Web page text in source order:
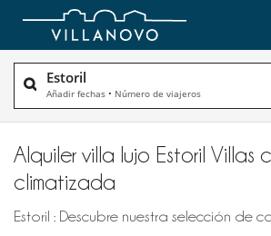
Estoril
Añadir fechas • Número de viajeros
Alquiler villa lujo Estoril Villas
climatizada
Estoril : Descubre nuestra selección de